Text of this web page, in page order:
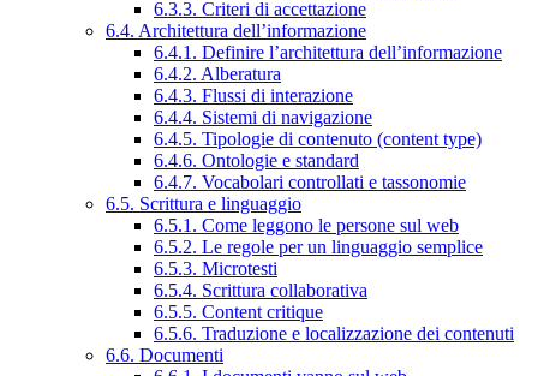
6.3.3. Criteri di accettazione
6.4. Architettura dell’informazione
6.4.1. Definire l’architettura dell’informazione
6.4.2. Alberatura
6.4.3. Flussi di interazione
6.4.4. Sistemi di navigazione
6.4.5. Tipologie di contenuto (content type)
6.4.6. Ontologie e standard
6.4.7. Vocabolari controllati e tassonomie
6.5. Scrittura e linguaggio
6.5.1. Come leggono le persone sul web
6.5.2. Le regole per un linguaggio semplice
6.5.3. Microtesti
6.5.4. Scrittura collaborativa
6.5.5. Content critique
6.5.6. Traduzione e localizzazione dei contenuti
6.6. Documenti